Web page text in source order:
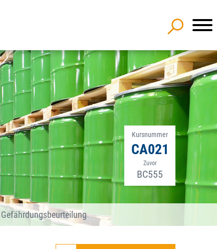
Kursnummer
CA021
Zuvor
BC555
Gefährdungsbeurteilung